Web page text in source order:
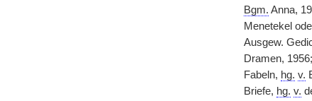
Bgm. Anna,
Menetekel
Ausgew.
Dramen, 1956;
Fabeln, hg. v.
Briefe, hg. v.